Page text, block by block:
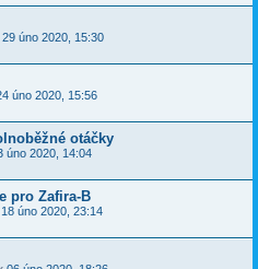
29 úno 2020, 15:30
úno 2020, 15:56
otáčky
úno 2020, 14:04
pro Zafira-B
18 úno 2020, 23:14